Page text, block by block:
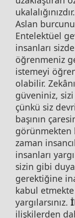
Aslan
Entelektüel
insanları
öğrenmeniz
istemeyi
olabilir.
güveniniz,
çünkü siz
başının
görünmekten
zaman
insanları
sizin gibi
gerektiğine
kabul
yargılarsınız.
ilişkilerden